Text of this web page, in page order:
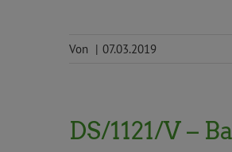
Von | 07.03.2019
DS/1121/V –